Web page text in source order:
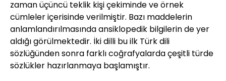
zaman üçüncü teklik kişi çekiminde ve örnek
cümleler içerisinde verilmiştir. Bazı maddelerin
anlamlandırılmasında ansiklopedik bilgilerin de yer
aldığı görülmektedir. İki dilli bu ilk Türk dili
sözlüğünden sonra farklı coğrafyalarda çeşitli türde
sözlükler hazırlanmaya başlamıştır.